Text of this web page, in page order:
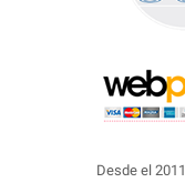
Desde el 2011